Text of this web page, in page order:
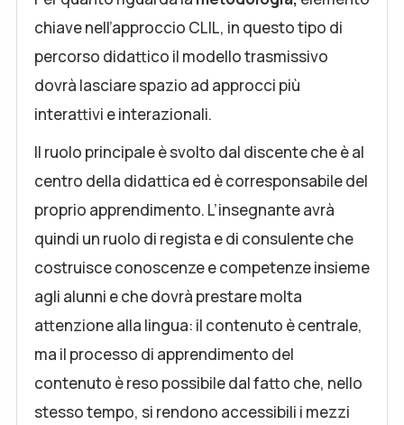
chiave nell’approccio CLIL, in questo tipo di
percorso didattico il modello trasmissivo
dovrà lasciare spazio ad approcci più
interattivi e interazionali.
Il ruolo principale è svolto dal discente che è al
centro della didattica ed è corresponsabile del
proprio apprendimento. L’insegnante avrà
quindi un ruolo di regista e di consulente che
costruisce conoscenze e competenze insieme
agli alunni e che dovrà prestare molta
attenzione alla lingua: il contenuto è centrale,
ma il processo di apprendimento del
contenuto è reso possibile dal fatto che, nello
stesso tempo, si rendono accessibili i mezzi